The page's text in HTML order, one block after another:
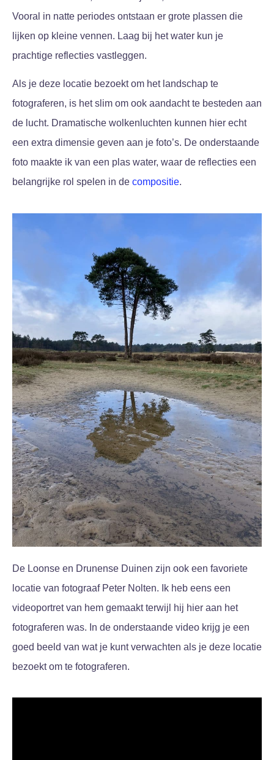
Vooral in natte periodes ontstaan er grote plassen die
lijken op kleine vennen. Laag bij het water kun je
prachtige reflecties vastleggen.
Als je deze locatie bezoekt om het landschap te
fotograferen, is het slim om ook aandacht te besteden aan
de lucht. Dramatische wolkenluchten kunnen hier echt
een extra dimensie geven aan je foto’s. De onderstaande
foto maakte ik van een plas water, waar de reflecties een
belangrijke rol spelen in de compositie.
De Loonse en Drunense Duinen zijn ook een favoriete
locatie van fotograaf Peter Nolten. Ik heb eens een
videoportret van hem gemaakt terwijl hij hier aan het
fotograferen was. In de onderstaande video krijg je een
goed beeld van wat je kunt verwachten als je deze locatie
bezoekt om te fotograferen.